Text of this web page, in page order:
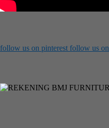
follow us on pinterest follow us on